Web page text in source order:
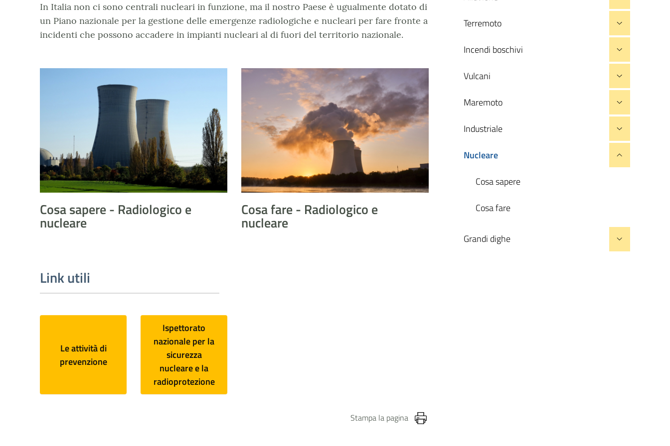
In Italia non ci sono centrali nucleari in funzione, ma il nostro Paese è ugualmente dotato di
un Piano nazionale per la gestione delle emergenze radiologiche e nucleari per fare fronte a
incidenti che possono accadere in impianti nucleari al di fuori del territorio nazionale.
Cosa sapere - Radiologico e
nucleare
Rischio Nucleare - evidenza
Cosa fare - Radiologico e
nucleare
Link utili
Le attività di
prevenzione
Ispettorato
nazionale per la
sicurezza
nucleare e la
radioprotezione
Stampa la pagina
Terremoto
Incendi boschivi
Vulcani
Maremoto
Industriale
Nucleare
Cosa sapere
Cosa fare
Grandi dighe